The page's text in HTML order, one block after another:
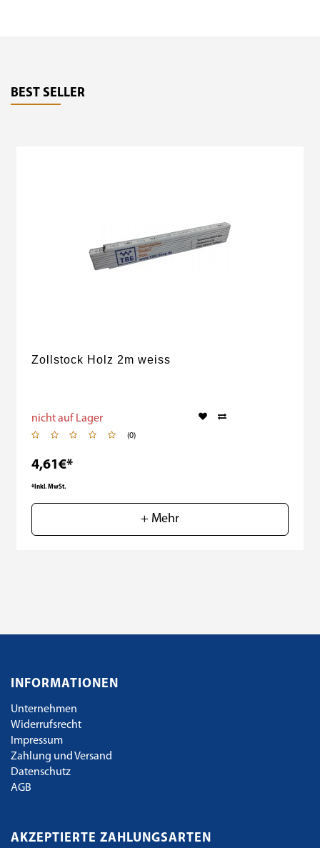
BEST SELLER
Zollstock Holz 2m weiss
nicht auf Lager
(0)
4,61€*
*Inkl. MwSt.
+ Mehr
INFORMATIONEN
Unternehmen
Widerrufsrecht
Impressum
Zahlung und Versand
Datenschutz
AGB
AKZEPTIERTE ZAHLUNGSARTEN